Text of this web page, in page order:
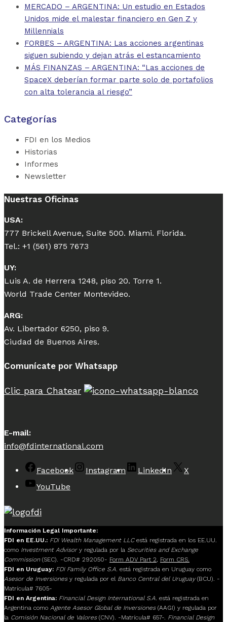
MERCADO – ARGENTINA: Un estudio en Estados
Unidos mide el malestar financiero en Gen Z y
Millennials
FORBES – ARGENTINA: Las acciones argentinas
siguen subiendo y dejan atrás el estancamiento
MÁS FINANZAS – ARGENTINA: “Las acciones de
SpaceX deberían formar parte solo de portafolios
con alta tolerancia al riesgo”
Categorías
FDI en los Medios
Historias
Informes
Newsletter
Nuestras Oficinas
USA:
777 Brickell Avenue, Suite 500. Miami. Florida.
Tel.: +1 (561) 875 7673
UY:
Luis A. de Herrera 1248, piso 20. Torre 1.
World Trade Center Montevideo.
ARG:
Av. Libertador 6250, piso 9.
Ciudad de Buenos Aires.
Comunícate por Whatsapp
Clic para Chatear
E-mail:
info@fdinternational.com
Facebook Instagram LinkedIn
X
YouTube
Información Legal Importante:
FDI en EE.UU.: FDI Wealth Management LLCestá registrada en los EE.UU.
como Investment Advisory regulada por la Securities and Exchange
Commission(SEC). -CRD# 292050- Form ADV Part 2
Form CRS.
FDI en Uruguay: FDI Family Office S.A. está registrada en Uruguay como
Asesor de Inversionesy regulada por el Banco Central del Uruguay(BCU). -
Matrícula# 7605-
FDI en Argentina: Financial Design International S.A. está registrada en
Argentina como Agente Asesor Global de Inversiones(AAGI) y regulada por
la Comisión Nacional de Valores(CNV). -Matrícula# 657-. Financial Design